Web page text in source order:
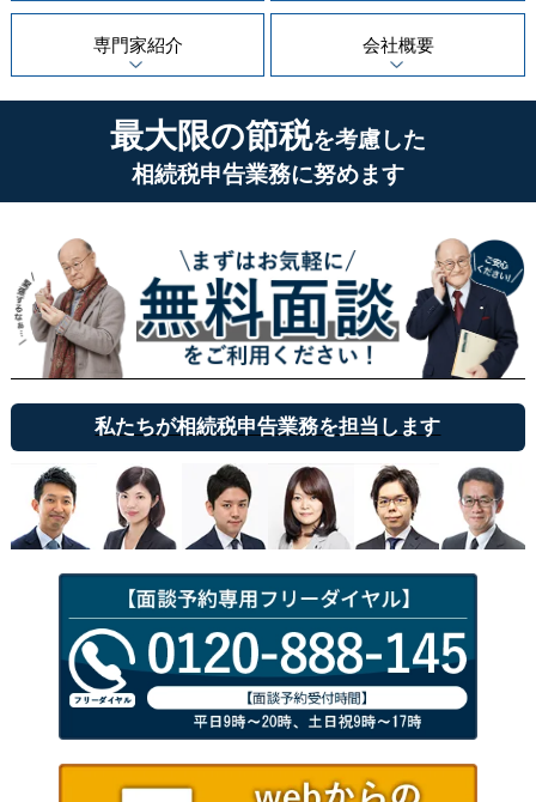
専門家紹介 会社概要
最大限の節税を考慮した
相続税申告業務に努めます
私たちが相続税申告業務を担当します